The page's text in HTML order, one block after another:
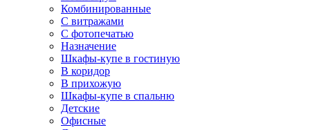
Комбинированные
С витражами
С фотопечатью
Назначение
Шкафы-купе в гостиную
В коридор
В прихожую
Шкафы-купе в спальню
Детские
Офисные